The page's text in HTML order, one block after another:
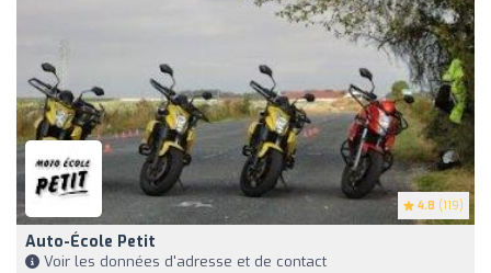
4.8 (119)
Auto-École Petit
Voir les données d'adresse et de contact